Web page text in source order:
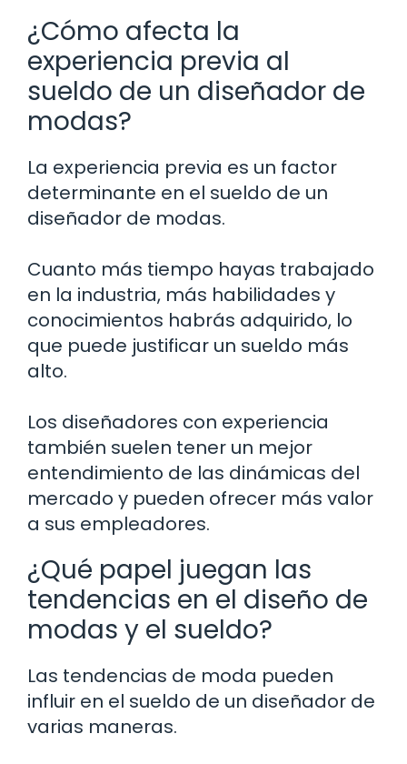
¿Cómo afecta la
experiencia previa al
sueldo de un diseñador de
modas?
La experiencia previa es un factor
determinante en el sueldo de un
diseñador de modas.
Cuanto más tiempo hayas trabajado
en la industria, más habilidades y
conocimientos habrás adquirido, lo
que puede justificar un sueldo más
alto.
Los diseñadores con experiencia
también suelen tener un mejor
entendimiento de las dinámicas del
mercado y pueden ofrecer más valor
a sus empleadores.
¿Qué papel juegan las
tendencias en el diseño de
modas y el sueldo?
Las tendencias de moda pueden
influir en el sueldo de un diseñador de
varias maneras.